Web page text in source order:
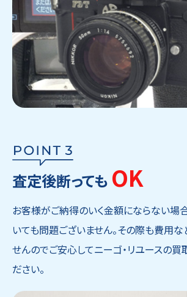
査定後断っても OK
お客様がご納得のいく金額にならない場
いても問題ございません。その際も費用
せんのでご安心してニーゴ・リユースの買
ださい。